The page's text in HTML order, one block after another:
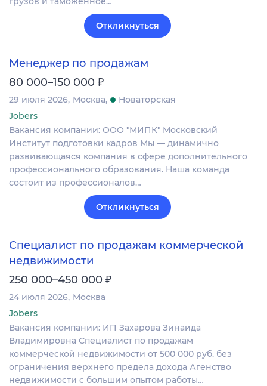
Откликнуться
Менеджер по продажам
80 000–150 000 ₽
29 июля 2026 Москва
Новаторская
Jobers
Вакансия компании: ООО "МИПК" Московский
Институт подготовки кадров Мы — динамично
развивающаяся компания в сфере дополнительного
профессионального образования. Наша команда
состоит из профессионалов…
Откликнуться
Специалист по продажам коммерческой
недвижимости
250 000–450 000 ₽
24 июля 2026 Москва
Jobers
Вакансия компании: ИП Захарова Зинаида
Владимировна Специалист по продажам
коммерческой недвижимости от 500 000 руб. без
ограничения верхнего предела дохода Агенство
недвижимости с большим опытом работы…